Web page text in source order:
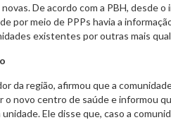
De acordo com a PBH, desde
por meio de PPPs havia a
existentes por outras mais
da região, afirmou que a
o novo centro de saúde e informou
Ele disse que, caso a